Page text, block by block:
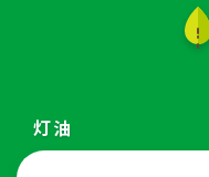
灯油